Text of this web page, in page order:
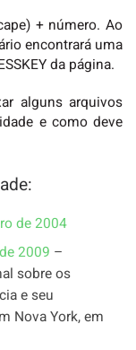
+ número. Ao
encontrará uma
da página.
alguns arquivos
e como deve
de 2004
2009 –
sobre os
e seu
Nova York, em